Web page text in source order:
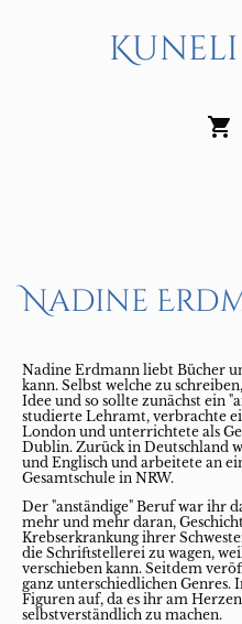
Nadine
Nadine Erdmann liebt Bücher
kann. Selbst welche zu
Idee und so sollte zunächst ein
studierte Lehramt, verbrachte
London und unterrichtete als
Dublin. Zurück in Deutschland
und Englisch und arbeitete an
Gesamtschule in NRW.
Der "anständige" Beruf war ihr
mehr und mehr daran,
Krebserkrankung ihrer
die Schriftstellerei zu wagen,
verschieben kann. Seitdem
ganz unterschiedlichen
Figuren auf, da es ihr am
selbstverständlich zu machen.